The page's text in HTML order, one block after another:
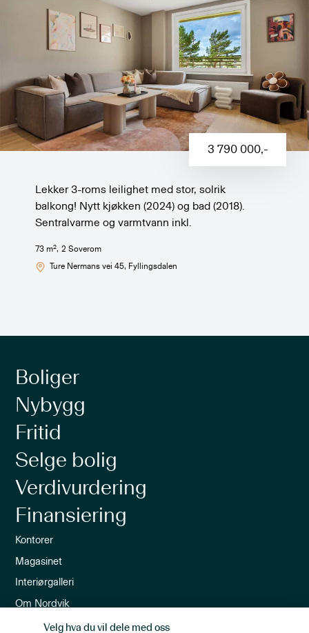
3 790 000,-
Lekker 3-roms leilighet med stor, solrik
balkong! Nytt kjøkken (2024) og bad (2018).
Sentralvarme og varmtvann inkl.
73 m2, 2 Soverom
Ture Nermans vei 45, Fyllingsdalen
Boliger
Nybygg
Fritid
Selge bolig
Verdivurdering
Finansiering
Kontorer
Magasinet
Interiørgalleri
Om Nordvik
Ledige stillinger
Velg hva du vil dele med oss